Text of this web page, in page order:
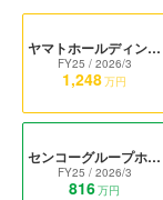
ヤマトホールディングス
FY25 / 2026/3
1,248万円
センコーグループホールディングス
FY25 / 2026/3
816万円